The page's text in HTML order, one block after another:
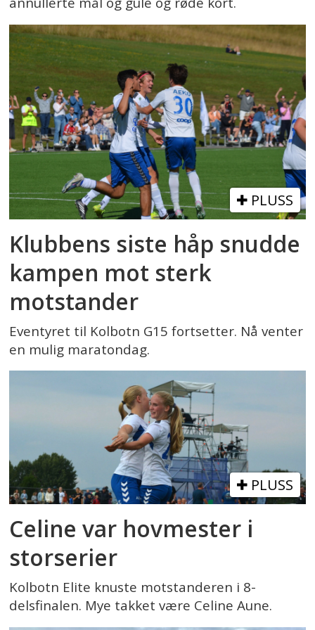
PLUSS
Klubbens siste håp snudde
kampen mot sterk
motstander
Eventyret til Kolbotn G15 fortsetter. Nå venter
en mulig maratondag.
PLUSS
Celine var hovmester i
storserier
Kolbotn Elite knuste motstanderen i 8-
delsfinalen. Mye takket være Celine Aune.